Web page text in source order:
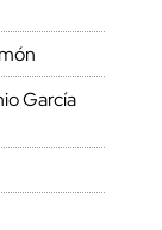
García